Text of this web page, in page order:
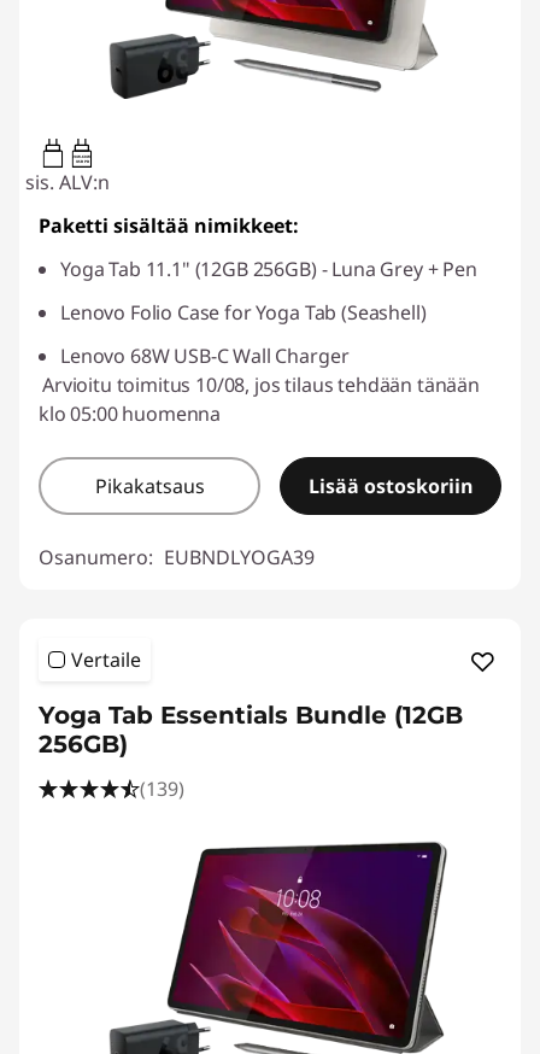
20W-60W
USB PD
sis. ALV:n
Paketti sisältää nimikkeet:
Yoga Tab 11.1" (12GB 256GB) - Luna Grey + Pen
Lenovo Folio Case for Yoga Tab (Seashell)
Lenovo 68W USB-C Wall Charger
Arvioitu toimitus 10/08, jos tilaus tehdään tänään
klo 05:00 huomenna
Pikakatsaus Lisää ostoskoriin
Osanumero: EUBNDLYOGA39
Vertaile
Yoga Tab Essentials Bundle (12GB
256GB)
(139)